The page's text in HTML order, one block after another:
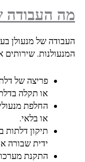
מה העבודה
העבודה של מנעולן
המנעולנות. שירותים
פריצה של
או תקלה
החלפת
או בלאי.
תיקון דלתות
ידית שבורה
התקנת